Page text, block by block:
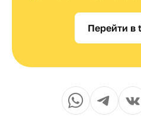
Перейти в